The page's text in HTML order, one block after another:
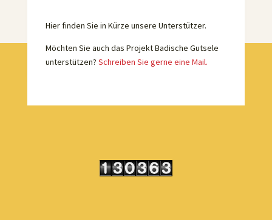
Hier finden Sie in Kürze unsere Unterstützer.
Möchten Sie auch das Projekt Badische Gutsele
unterstützen? Schreiben Sie gerne eine Mail.